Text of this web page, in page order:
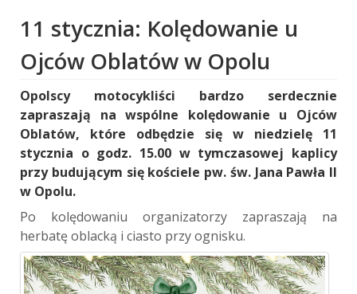
11 stycznia: Kolędowanie u
Ojców Oblatów w Opolu
Opolscy motocykliści bardzo serdecznie
zapraszają na wspólne kolędowanie u Ojców
Oblatów, które odbędzie się w niedzielę 11
stycznia o godz. 15.00 w tymczasowej kaplicy
przy budującym się kościele pw. św. Jana Pawła II
w Opolu.
Po kolędowaniu organizatorzy zapraszają na
herbatę oblacką i ciasto przy ognisku.